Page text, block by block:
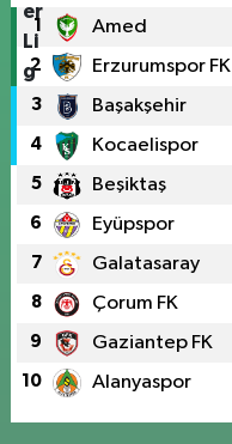
1 Amed
2 Erzurumspor FK
3 Başakşehir
4 Kocaelispor
5 Beşiktaş
6 Eyüpspor
7 Galatasaray
8 Çorum FK
9 Gaziantep FK
10 Alanyaspor